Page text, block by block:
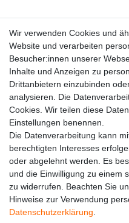
Alle auf dieser Webseite
Produktinformationen
Wir verwenden Cookies und
Website und verarbeiten
Besucher:innen unserer
Inhalte und Anzeigen zu
Drittanbietern einzubinden
analysieren. Die
Cookies. Wir teilen diese
Einstellungen benennen.
Die Datenverarbeitung kann
berechtigten Interesses
oder abgelehnt werden. Es
und die Einwilligung zu einem
zu widerrufen. Beachten Sie
Hinweise zur Verwendung
Daten­schutz­erklärung